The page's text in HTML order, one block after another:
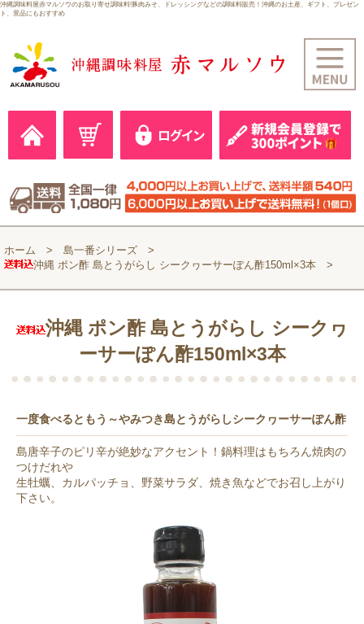
沖縄調味料屋赤マルソウのお取り寄せ調味料!豚肉みそ、ドレッシングなどの調味料販売！沖縄のお土産、ギフト、プレゼン
ト、景品にもおすすめ
ホーム
島一番シリーズ
沖縄 ポン酢 島とうがらし シークヮーサーぽん酢150ml×3本
沖縄 ポン酢 島とうがらし シークヮ
ーサーぽん酢150ml×3本
一度食べるともう～やみつき島とうがらしシークヮーサーぽん酢
島唐辛子のピリ辛が絶妙なアクセント！鍋料理はもちろん焼肉の
つけだれや
生牡蠣、カルパッチョ、野菜サラダ、焼き魚などでお召し上がり
下さい。